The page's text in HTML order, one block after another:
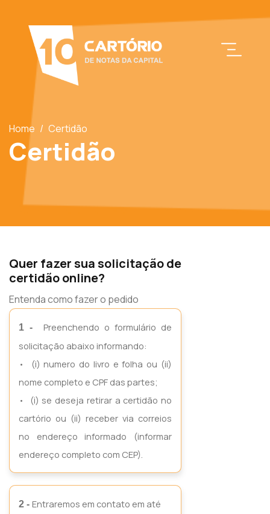
Home / Certidão
Certidão
Quer fazer sua solicitação de
certidão online?
Entenda como fazer o pedido
1 -
Preenchendo o formulário de
solicitação abaixo informando:
• (i) numero do livro e folha ou (ii)
nome completo e CPF das partes;
• (i) se deseja retirar a certidão no
cartório ou (ii) receber via correios
no endereço informado (informar
endereço completo com CEP).
2 - Entraremos em contato em até